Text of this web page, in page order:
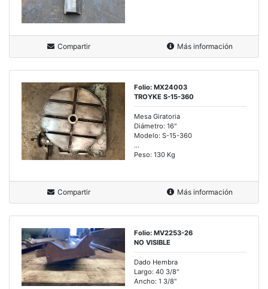
Compartir Más información
Folio: MX24003
TROYKE S-15-360
Mesa Giratoria
Diámetro: 16"
Modelo: S-15-360
...
Peso: 130 Kg
Compartir Más información
Folio: MV2253-26
NO VISIBLE
Dado Hembra
Largo: 40 3/8"
Ancho: 1 3/8"